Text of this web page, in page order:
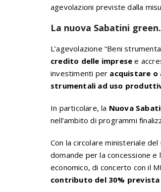
agevolazioni previste dalla
La nuova Sabatini green.
L’agevolazione “Beni
credito delle imprese e
investimenti per acquistare o
strumentali ad uso
In particolare, la Nuova
nell’ambito di programmi
Con la circolare ministeriale
domande per la concessione
economico, di concerto con il
contributo del 30%